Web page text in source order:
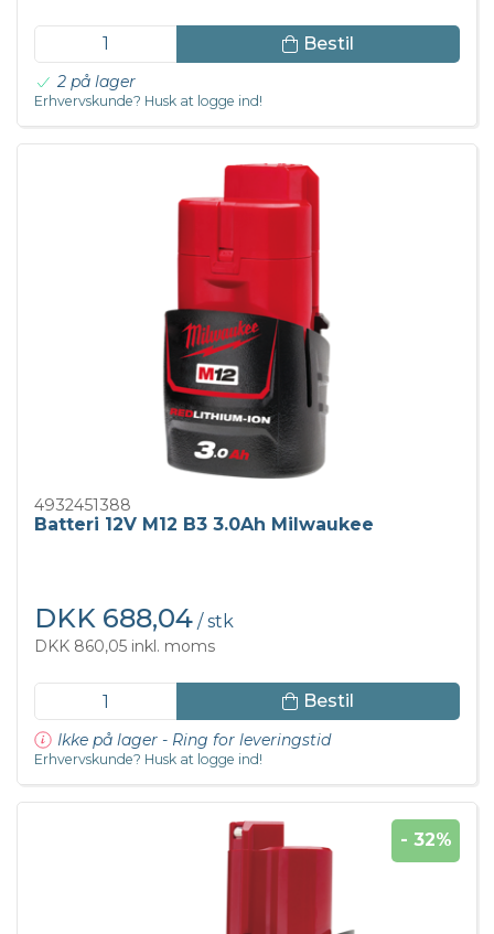
Bestil
2 på lager
Erhvervskunde? Husk at logge ind!
4932451388
Batteri 12V M12 B3 3.0Ah Milwaukee
DKK 688,04 / stk
DKK 860,05 inkl. moms
Bestil
Ikke på lager - Ring for leveringstid
Erhvervskunde? Husk at logge ind!
- 32%